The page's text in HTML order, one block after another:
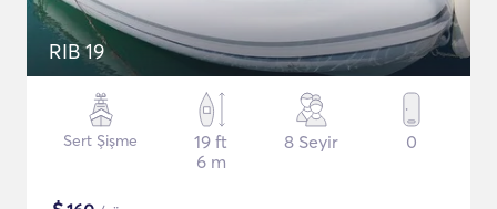
RIB 19
Sert Şişme
19 ft
6 m
8 Seyir 0